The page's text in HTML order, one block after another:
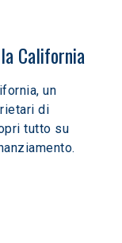
California
un
di
tutto su